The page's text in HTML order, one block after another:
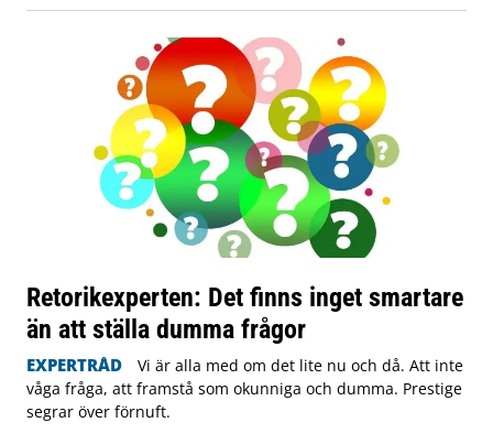
Retorikexperten: Det finns inget smartare
än att ställa dumma frågor
EXPERTRÅD
Vi är alla med om det lite nu och då. Att inte
våga fråga, att framstå som okunniga och dumma. Prestige
segrar över förnuft.